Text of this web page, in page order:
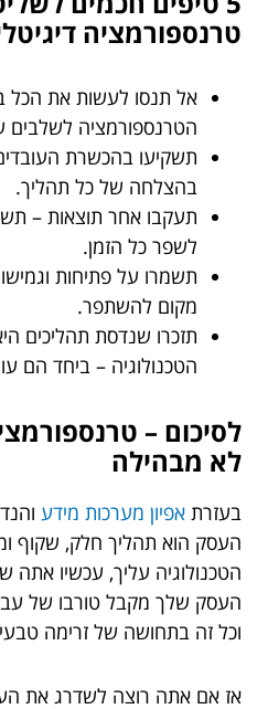
טרנספורמציה
אל תנסו לעשות את
הטרנספורמציה לשלבים
תשקיעו בהכשרת
בהצלחה של כל תהליך.
תעקבו אחר תוצאות –
לשפר כל הזמן.
תשמרו על פתיחות
מקום להשתפר.
תזכרו שנדסת תהליכים
הטכנולוגיה – ביחד הם
לסיכום –
לא מבהילה
בעזרת אפיון מערכות מידע ו
העסק הוא תהליך חלק, שקוף
הטכנולוגיה עליך, עכשיו אתה
העסק שלך מקבל טורבו של
וכל זה בתחושה של זרימה
אז אם אתה רוצה לשדרג את